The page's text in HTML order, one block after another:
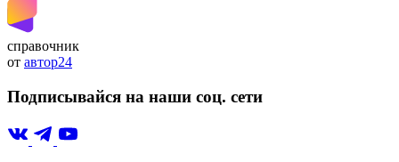
справочник
от автор24
Подписывайся на наши соц. сети